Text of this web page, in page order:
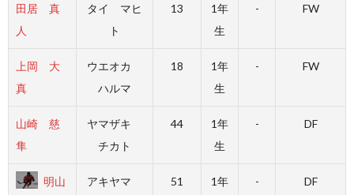
田居 真
人
タイ マヒ
ト
13
1年
生
- FW
上岡 大
真
ウエオカ
ハルマ
18
1年
生
- FW
山崎 慈
隼
ヤマザキ
チカト
44
1年
生
- DF
明山
アキヤマ
51
1年
- DF